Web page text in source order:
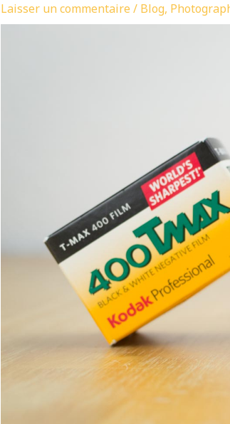
Laisser un commentaire / Blog,